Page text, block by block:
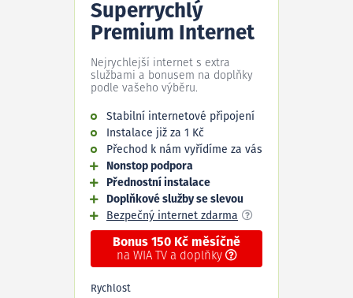
Superrychlý
Premium Internet
Nejrychlejší internet s extra
službami a bonusem na doplňky
podle vašeho výběru.
Stabilní internetové připojení
Instalace již za 1 Kč
Přechod k nám vyřídíme za vás
Nonstop podpora
Přednostní instalace
Doplňkové služby se slevou
Bezpečný internet zdarma
Bonus 150 Kč měsíčně
na WIA TV a doplňky
Rychlost